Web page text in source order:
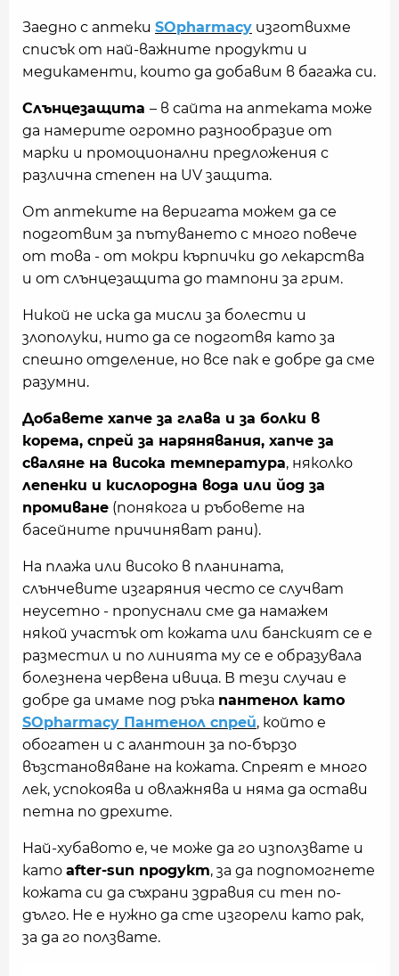
Заедно с аптеки SOpharmacy изготвихме
списък от най-важните продукти и
медикаменти, които да добавим в багажа си.
Слънцезащита – в сайта на аптеката може
да намерите огромно разнообразие от
марки и промоционални предложения с
различна степен на UV защита.
От аптеките на веригата можем да се
подготвим за пътуването с много повече
от това - от мокри кърпички до лекарства
и от слънцезащита до тампони за грим.
Никой не иска да мисли за болести и
злополуки, нито да се подготвя като за
спешно отделение, но все пак е добре да сме
разумни.
Добавете хапче за глава и за болки в
корема, спрей за нарянявания, хапче за
сваляне на висока температура, няколко
лепенки и кислородна вода или йод за
промиване (понякога и ръбовете на
басейните причиняват рани).
На плажа или високо в планината,
слънчевите изгаряния често се случват
неусетно - пропуснали сме да намажем
някой участък от кожата или банският се е
разместил и по линията му се е образувала
болезнена червена ивица. В тези случаи е
добре да имаме под ръка пантенол като
SOpharmacy Пантенол спрей, който е
обогатен и с алантоин за по-бързо
възстановяване на кожата. Спреят е много
лек, успокоява и овлажнява и няма да остави
петна по дрехите.
Най-хубавото е, че може да го използвате и
като after-sun продукт, за да подпомогнете
кожата си да съхрани здравия си тен по-
дълго. Не е нужно да сте изгорели като рак,
за да го ползвате.